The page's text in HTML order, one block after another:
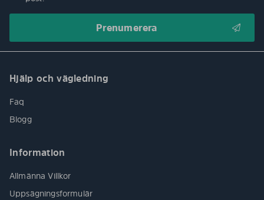
Hjälp och vägledning
Faq
Blogg
Information
Allmänna Villkor
Uppsägningsformulär